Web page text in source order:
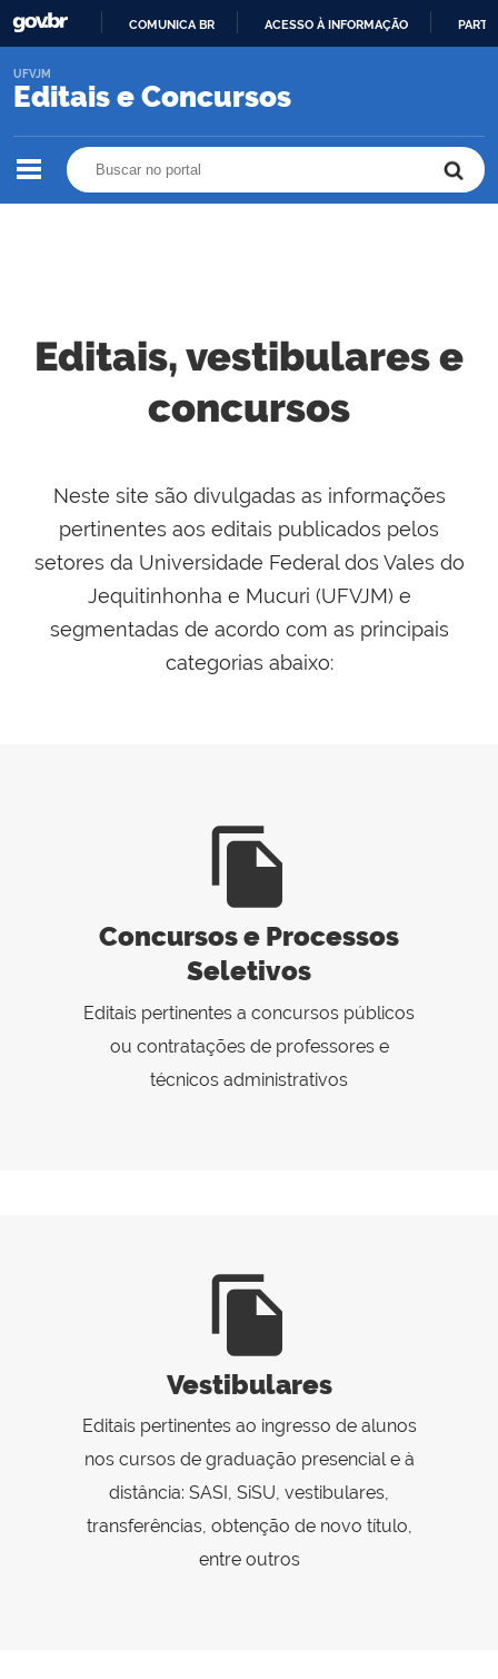
O
COMUNICA BR ACESSO À INFORMAÇÃO
Editais e Concursos
UFVJM
Editais, vestibulares e
concursos
Neste site são divulgadas as informações
pertinentes aos editais publicados pelos
setores da Universidade Federal dos Vales do
Jequitinhonha e Mucuri (UFVJM) e
segmentadas de acordo com as principais
categorias abaixo:
file_copy
Concursos e Processos
Seletivos
Editais pertinentes a concursos públicos
ou contratações de professores e
técnicos administrativos
file_copy
Vestibulares
Editais pertinentes ao ingresso de alunos
nos cursos de graduação presencial e à
distância: SASI, SiSU, vestibulares,
transferências, obtenção de novo título,
entre outros